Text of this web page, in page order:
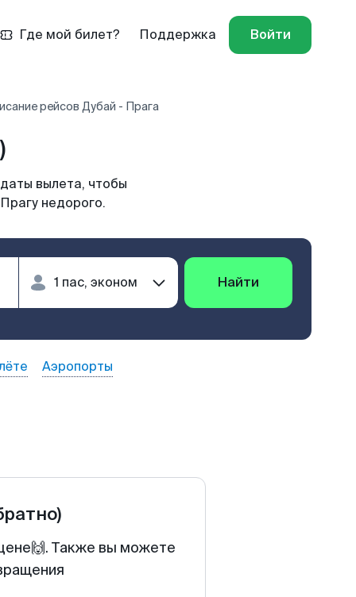
Где мой билет? Поддержка Войти
рейсов Дубай - Прага
вылета, чтобы
недорого.
Найти
Аэропорты
Также вы можете